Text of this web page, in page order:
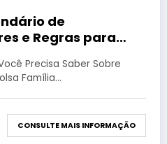
de
e Regras para
Precisa Saber Sobre
Família…
CONSULTE MAIS INFORMAÇÃO